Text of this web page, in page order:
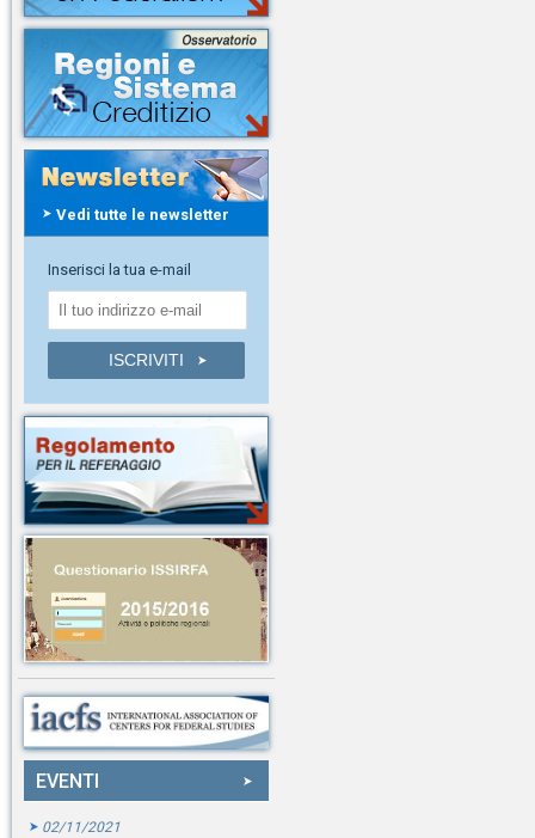
Vedi tutte le newsletter
Inserisci la tua e-mail
EVENTI
02/11/2021